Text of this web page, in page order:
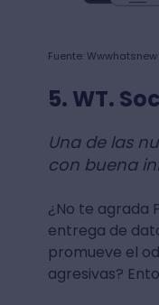
Fuente: Wwwhatsnew
5. WT.
Una de las
con buena
¿No te agrada
entrega de
promueve el
agresivas?